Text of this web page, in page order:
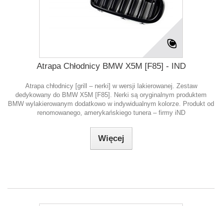
Atrapa Chłodnicy BMW X5M [F85] - IND
Atrapa chłodnicy [grill – nerki] w wersji lakierowanej. Zestaw
dedykowany do BMW X5M [F85]. Nerki są oryginalnym produktem
BMW wylakierowanym dodatkowo w indywidualnym kolorze. Produkt od
renomowanego, amerykańskiego tunera – firmy iND
Więcej